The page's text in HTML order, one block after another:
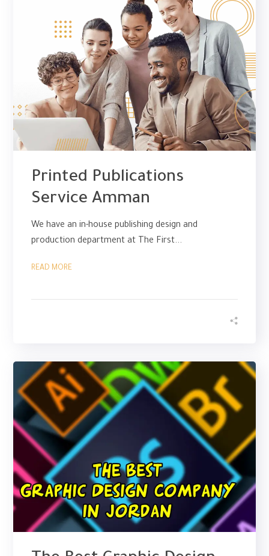
Printed Publications
Service Amman
We have an in-house publishing design and
production department at The First...
READ MORE